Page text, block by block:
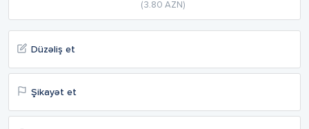
(3.80 AZN)
Düzəliş et
Şikayət et